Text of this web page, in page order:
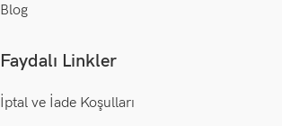
Blog
Faydalı Linkler
İptal ve İade Koşulları